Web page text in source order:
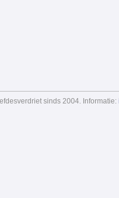
sinds 2004. Informatie: